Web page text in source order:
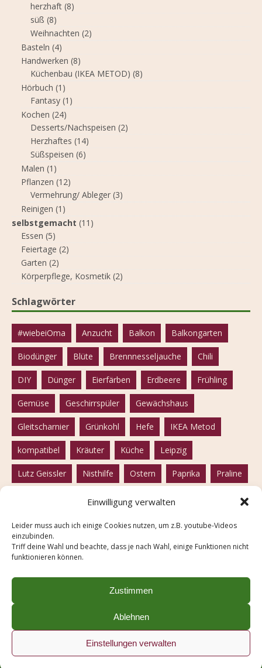
Einwilligung verwalten
Leider muss auch ich einige Cookies nutzen, um z.B. youtube-Videos
einzubinden.
Triff deine Wahl und beachte, dass je nach Wahl, einige Funktionen nicht
funktionieren können.
Zustimmen
Ablehnen
Einstellungen verwalten
herzhaft (8)
süß (8)
Weihnachten (2)
Basteln (4)
Handwerken (8)
Küchenbau (IKEA METOD) (8)
Hörbuch (1)
Fantasy (1)
Kochen (24)
Desserts/Nachspeisen (2)
Herzhaftes (14)
Süßspeisen (6)
Malen (1)
Pflanzen (12)
Vermehrung/ Ableger (3)
Reinigen (1)
selbstgemacht (11)
Essen (5)
Feiertage (2)
Garten (2)
Körperpflege, Kosmetik (2)
Schlagwörter
#wiebeiOma Anzucht Balkon Balkongarten
Biodünger Blüte Brennnesseljauche Chili
DIY Dünger Eierfärben Erdbeere Frühling
Gemüse Geschirrspüler Gewächshaus
Gleitscharnier Grünkohl Hefe IKEA Metod
kompatibel Kräuter Küche Leipzig
Lutz Geissler Nisthilfe Ostern Paprika Praline
Rote Beete
Seife Solawi Solidarische Landwirtschaft
Spülmaschine Tofu Tomaten vegan
in Leipzig